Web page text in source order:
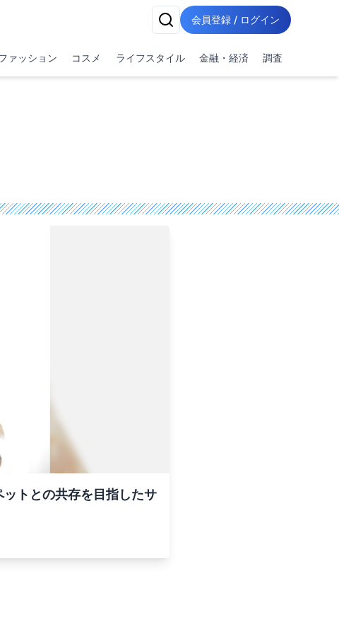
会員登録 / ログイン
ァッション コスメ ライフスタイル 金融・経済 調査
トとの共存を目指したサ